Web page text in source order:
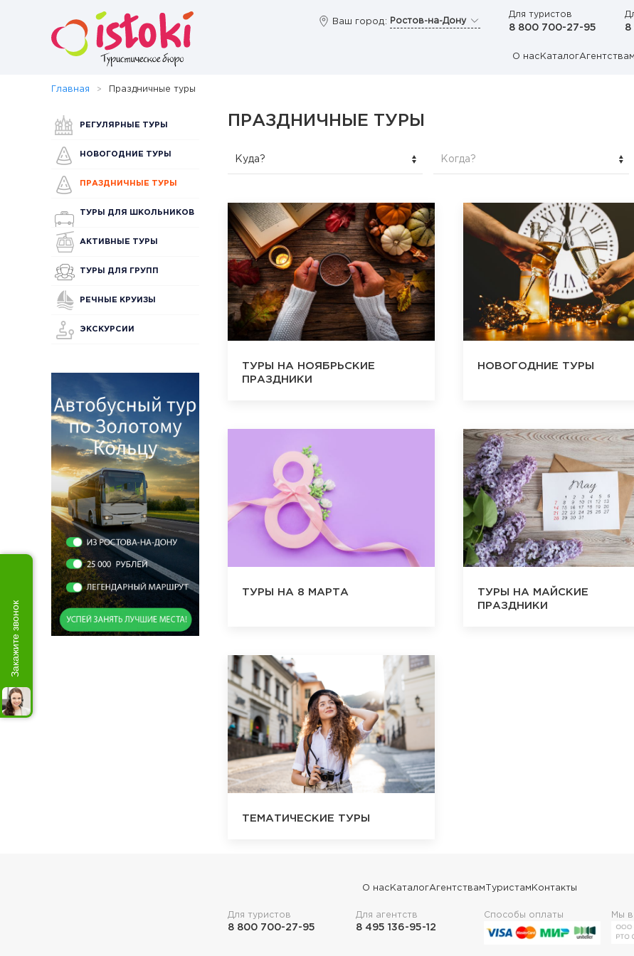
Ваш город: Ростов-на-Дону
Для туристов
8 800 700-27-95 8
О нас КаталогАгентствам
Главная Праздничные туры
ПРАЗДНИЧНЫЕ ТУРЫ
Куда? Когда?
ТУРЫ НА НОЯБРЬСКИЕ
ПРАЗДНИКИ
НОВОГОДНИЕ ТУРЫ
ТУРЫ НА 8 МАРТА
ТУРЫ НА МАЙСКИЕ
ПРАЗДНИКИ
ТЕМАТИЧЕСКИЕ ТУРЫ
РЕГУЛЯРНЫЕ ТУРЫ
НОВОГОДНИЕ ТУРЫ
ПРАЗДНИЧНЫЕ ТУРЫ
ТУРЫ ДЛЯ ШКОЛЬНИКОВ
АКТИВНЫЕ ТУРЫ
ТУРЫ ДЛЯ ГРУПП
РЕЧНЫЕ КРУИЗЫ
ЭКСКУРСИИ
О нас КаталогАгентствам Туристам Контакты
Для туристов
8 800 700-27-95
Для агентств
8 495 136-95-12
Способы оплаты Мы в
Закажите звонок